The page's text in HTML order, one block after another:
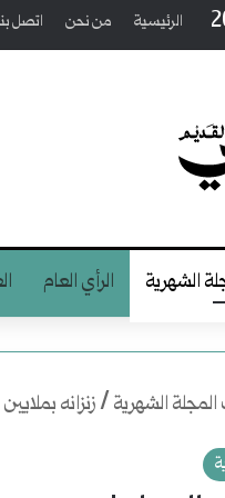
الرئيسية من نحن اتصل
الشهرية الرأي العام
الشهرية /زنزانه